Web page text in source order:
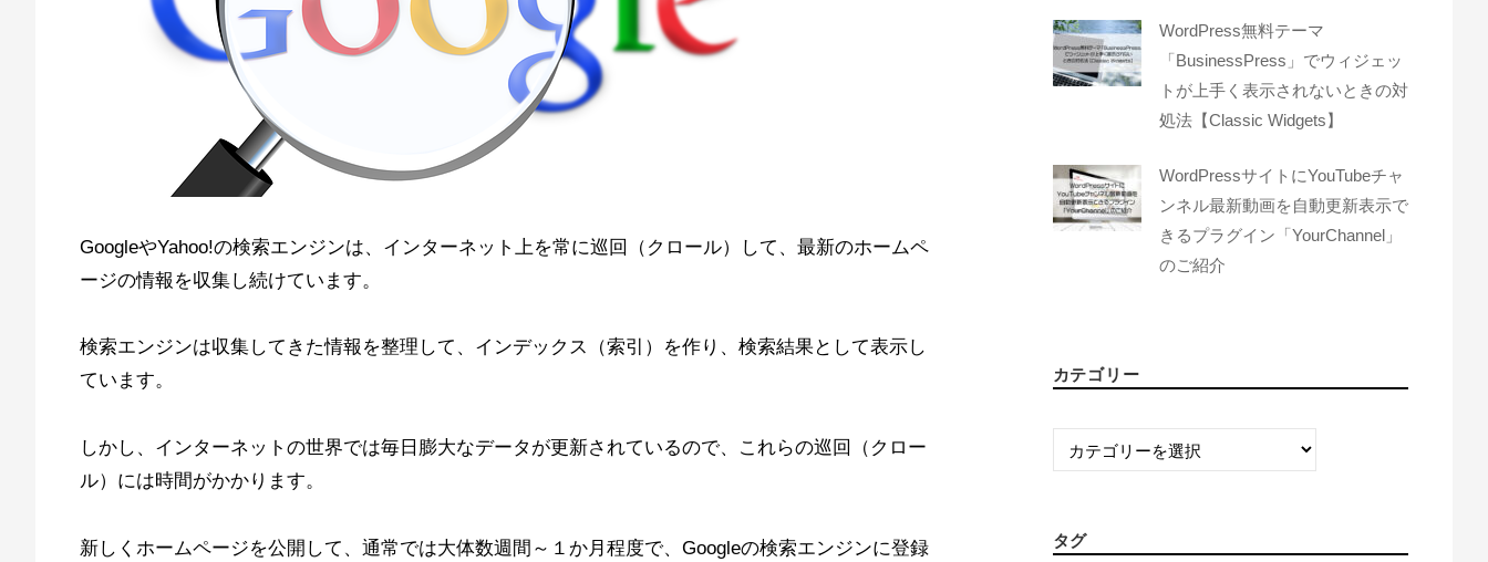
GoogleやYahoo!の検索エンジンは、インターネット上を常に巡回（クロール）して、最新のホームペ
ージの情報を収集し続けています。
検索エンジンは収集してきた情報を整理して、インデックス（索引）を作り、検索結果として表示し
ています。
しかし、インターネットの世界では毎日膨大なデータが更新されているので、これらの巡回（クロー
ル）には時間がかかります。
新しくホームページを公開して、通常では大体数週間～１か月程度で、Googleの検索エンジンに登録
WordPress無料テーマ
「BusinessPress」でウィジェッ
トが上手く表示されないときの対
処法【Classic Widgets】
WordPressサイトにYouTubeチャ
ンネル最新動画を自動更新表示で
きるプラグイン「YourChannel」
のご紹介
カテゴリー
カ
ー
タグ